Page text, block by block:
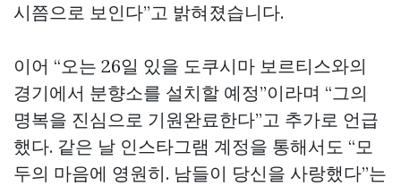
시쯤으로 보인다”고 밝혀졌습니다.
이어 “오는 26일 있을 도쿠시마 보르티스와의
경기에서 분향소를 설치할 예정”이라며 “그의
명복을 진심으로 기원완료한다”고 추가로 언급
했다. 같은 날 인스타그램 계정을 통해서도 “모
두의 마음에 영원히. 남들이 당신을 사랑했다”는